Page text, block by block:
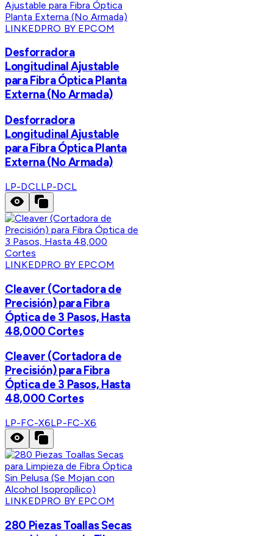
LINKEDPRO BY EPCOM
Desforradora
Longitudinal Ajustable
para Fibra Óptica Planta
Externa (No Armada)
Desforradora
Longitudinal Ajustable
para Fibra Óptica Planta
Externa (No Armada)
LP-DCLLP-DCL
LINKEDPRO BY EPCOM
Cleaver (Cortadora de
Precisión) para Fibra
Óptica de 3 Pasos, Hasta
48,000 Cortes
Cleaver (Cortadora de
Precisión) para Fibra
Óptica de 3 Pasos, Hasta
48,000 Cortes
LP-FC-X6LP-FC-X6
LINKEDPRO BY EPCOM
280 Piezas Toallas Secas